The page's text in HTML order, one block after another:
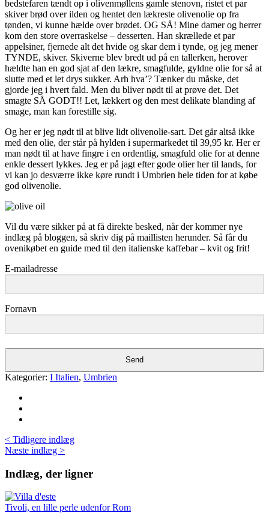
bedstefaren tændt op i olivenmøllens gamle stenovn, ristet et par
skiver brød over ilden og hentet den lækreste olivenolie op fra
tønden, vi kunne hælde over brødet. OG SÅ! Mine damer og herrer
kom den store overraskelse – desserten. Han skrællede et par
appelsiner, fjernede alt det hvide og skar dem i tynde, og jeg mener
TYNDE, skiver. Skiverne blev bredt ud på en tallerken, herover
hældte han en god sjat af den lækre, smagfulde, gyldne olie for så at
slutte med et let drys sukker. Arh hva’? Tænker du måske, det
gjorde jeg i hvert fald. Men du bliver nødt til at prøve det. Det
smagte SÅ GODT!! Let, lækkert og den mest delikate blanding af
smage, man kan forestille sig.
Og her er jeg nødt til at blive lidt olivenolie-sart. Det går altså ikke
med den olie, der står på hylden i supermarkedet til 39,95 kr. Her er
man nødt til at have fingre i en ordentlig, smagfuld olie for at denne
enkle dessert lykkes. Jeg er på jagt efter gode olier her til lands, for
vi kan jo desværre ikke køre rundt i Umbrien hele tiden for at købe
god olivenolie.
Vil du være sikker på at få direkte besked, når der kommer nye
indlæg på bloggen, så skriv dig på maillisten herunder. Så får du
ovenikøbet en guide med til den italienske kaffebar – kvit og frit!
E-mailadresse
Fornavn
Send
Kategorier: I Italien, Umbrien
< Tidligere indlæg
Næste indlæg >
Indlæg, der ligner
Tivoli, en lille perle udenfor Rom